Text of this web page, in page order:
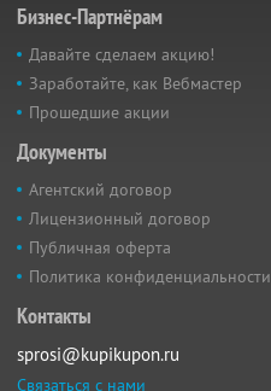
Бизнес-Партнёрам
Давайте сделаем акцию!
Заработайте, как Вебмастер
Прошедшие акции
Документы
Агентский договор
Лицензионный договор
Публичная оферта
Политика конфиденциальности
Контакты
sprosi@kupikupon.ru
Связаться с нами